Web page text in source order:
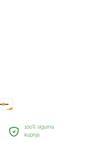
100% sigurna
kupnja